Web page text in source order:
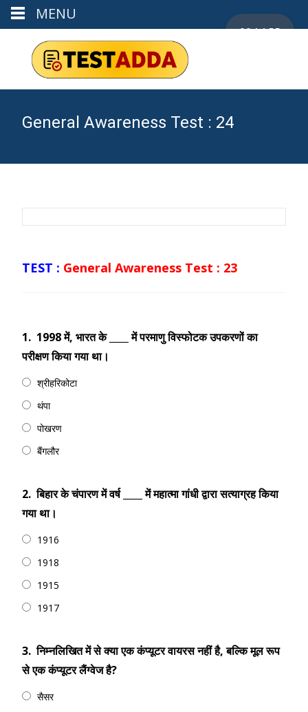
General Awareness Test : 24
00:14:55
TEST : General Awareness Test : 23
1. 1998 में, भारत के ____ में परमाणु विस्फोटक उपकरणों का
परीक्षण किया गया था।
श्रीहरिकोटा
थंपा
पोखरण
बैंगलौर
2. बिहार के चंपारण में वर्ष ____ में महात्मा गांधी द्वारा सत्याग्रह किया
गया था।
1916
1918
1915
1917
3. निम्नलिखित में से क्या एक कंप्यूटर वायरस नहीं है, बल्कि मूल रूप
से एक कंप्यूटर लैंग्वेज है?
सैसर
MENU